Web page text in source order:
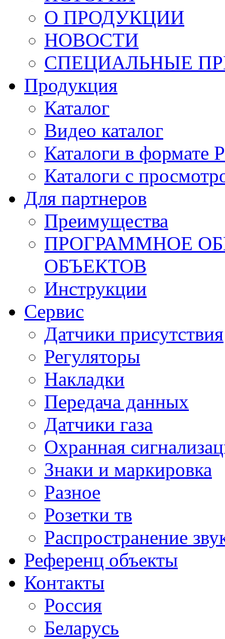
О ПРОДУКЦИИ
НОВОСТИ
СПЕЦИАЛЬНЫЕ
Продукция
Каталог
Видео каталог
Каталоги в формате
Каталоги с
Для партнеров
Преимущества
ПРОГРАММНОЕ
ОБЪЕКТОВ
Инструкции
Сервис
Датчики присутствия
Регуляторы
Накладки
Передача данных
Датчики газа
Охранная
Знаки и маркировка
Разное
Розетки тв
Распространение
Референц объекты
Контакты
Россия
Беларусь